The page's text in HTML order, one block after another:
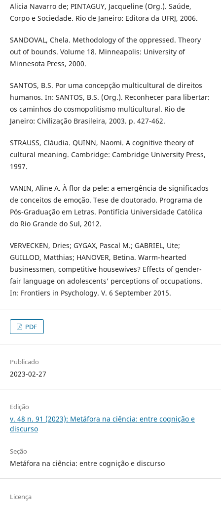
Alicia Navarro de; PINTAGUY, Jacqueline (Org.). Saúde,
Corpo e Sociedade. Rio de Janeiro: Editora da UFRJ, 2006.
SANDOVAL, Chela. Methodology of the oppressed. Theory
out of bounds. Volume 18. Minneapolis: University of
Minnesota Press, 2000.
SANTOS, B.S. Por uma concepção multicultural de direitos
humanos. In: SANTOS, B.S. (Org.). Reconhecer para libertar:
os caminhos do cosmopolitismo multicultural. Rio de
Janeiro: Civilização Brasileira, 2003. p. 427-462.
STRAUSS, Cláudia. QUINN, Naomi. A cognitive theory of
cultural meaning. Cambridge: Cambridge University Press,
1997.
VANIN, Aline A. À flor da pele: a emergência de significados
de conceitos de emoção. Tese de doutorado. Programa de
Pós-Graduação em Letras. Pontifícia Universidade Católica
do Rio Grande do Sul, 2012.
VERVECKEN, Dries; GYGAX, Pascal M.; GABRIEL, Ute;
GUILLOD, Matthias; HANOVER, Betina. Warm-hearted
businessmen, competitive housewives? Effects of gender-
fair language on adolescents’ perceptions of occupations.
In: Frontiers in Psychology. V. 6 September 2015.
PDF
Publicado
2023-02-27
Edição
v. 48 n. 91 (2023): Metáfora na ciência: entre cognição e
discurso
Seção
Metáfora na ciência: entre cognição e discurso
Licença